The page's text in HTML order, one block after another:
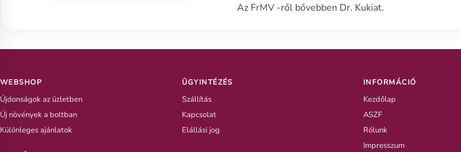
Az FrMV -ről bővebben Dr. Kukiat.
WEBSHOP
Újdonságok az üzletben
Új növények a boltban
Különleges ajánlatok
ÜGYINTÉZÉS
Szállítás
Kapcsolat
Elállási jog
INFORMÁCIÓ
Kezdőlap
ASZF
Rólunk
Impresszum